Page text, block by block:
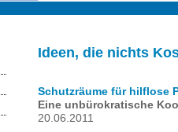
Ideen, die nichts
Schutzräume für hilflose
Eine unbürokratische
20.06.2011